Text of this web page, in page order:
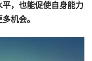
，也能促使自身能力
机会。